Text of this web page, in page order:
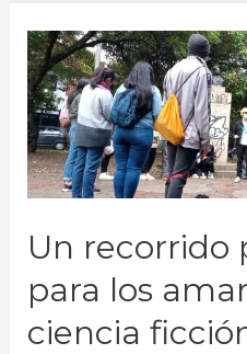
Un recorrido
para los
ciencia